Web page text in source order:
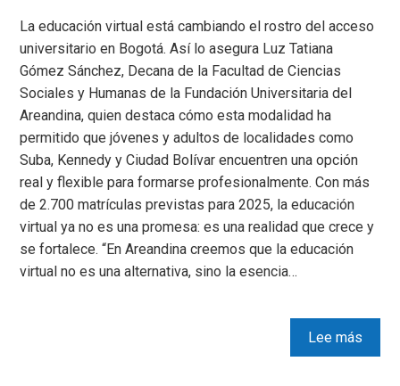
La educación virtual está cambiando el rostro del acceso
universitario en Bogotá. Así lo asegura Luz Tatiana
Gómez Sánchez, Decana de la Facultad de Ciencias
Sociales y Humanas de la Fundación Universitaria del
Areandina, quien destaca cómo esta modalidad ha
permitido que jóvenes y adultos de localidades como
Suba, Kennedy y Ciudad Bolívar encuentren una opción
real y flexible para formarse profesionalmente. Con más
de 2.700 matrículas previstas para 2025, la educación
virtual ya no es una promesa: es una realidad que crece y
se fortalece. “En Areandina creemos que la educación
virtual no es una alternativa, sino la esencia…
Lee más